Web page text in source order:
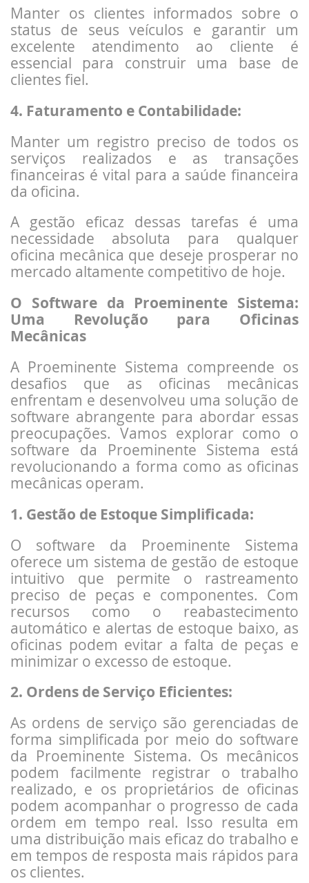
Manter os clientes informados sobre o
status de seus veículos e garantir um
excelente atendimento ao cliente é
essencial para construir uma base de
clientes fiel.
4. Faturamento e Contabilidade:
Manter um registro preciso de todos os
serviços realizados e as transações
financeiras é vital para a saúde financeira
da oficina.
A gestão eficaz dessas tarefas é uma
necessidade absoluta para qualquer
oficina mecânica que deseje prosperar no
mercado altamente competitivo de hoje.
O Software da Proeminente Sistema:
Uma Revolução para Oficinas
Mecânicas
A Proeminente Sistema compreende os
desafios que as oficinas mecânicas
enfrentam e desenvolveu uma solução de
software abrangente para abordar essas
preocupações. Vamos explorar como o
software da Proeminente Sistema está
revolucionando a forma como as oficinas
mecânicas operam.
1. Gestão de Estoque Simplificada:
O software da Proeminente Sistema
oferece um sistema de gestão de estoque
intuitivo que permite o rastreamento
preciso de peças e componentes. Com
recursos como o reabastecimento
automático e alertas de estoque baixo, as
oficinas podem evitar a falta de peças e
minimizar o excesso de estoque.
2. Ordens de Serviço Eficientes:
As ordens de serviço são gerenciadas de
forma simplificada por meio do software
da Proeminente Sistema. Os mecânicos
podem facilmente registrar o trabalho
realizado, e os proprietários de oficinas
podem acompanhar o progresso de cada
ordem em tempo real. Isso resulta em
uma distribuição mais eficaz do trabalho e
em tempos de resposta mais rápidos para
os clientes.